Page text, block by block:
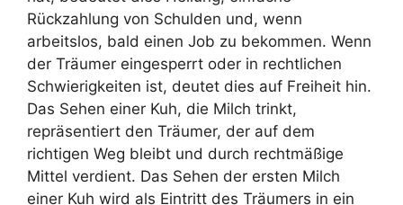
Rückzahlung von Schulden und, wenn
arbeitslos, bald einen Job zu bekommen. Wenn
der Träumer eingesperrt oder in rechtlichen
Schwierigkeiten ist, deutet dies auf Freiheit hin.
Das Sehen einer Kuh, die Milch trinkt,
repräsentiert den Träumer, der auf dem
richtigen Weg bleibt und durch rechtmäßige
Mittel verdient. Das Sehen der ersten Milch
einer Kuh wird als Eintritt des Träumers in ein